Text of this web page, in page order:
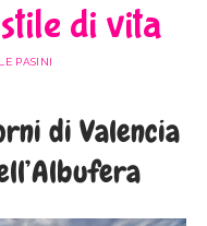
menu
di vita
PASINI
di Valencia